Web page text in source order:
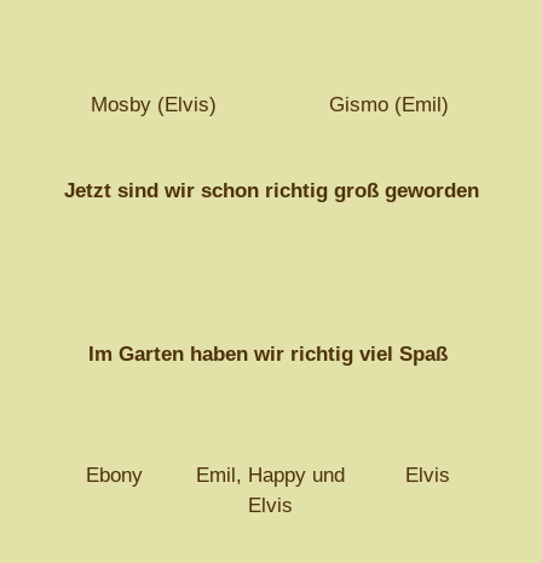
Mosby (Elvis) Gismo (Emil)
Jetzt sind wir schon richtig groß geworden
Im Garten haben wir richtig viel Spaß
Ebony
Emil, Happy und
Elvis
Elvis